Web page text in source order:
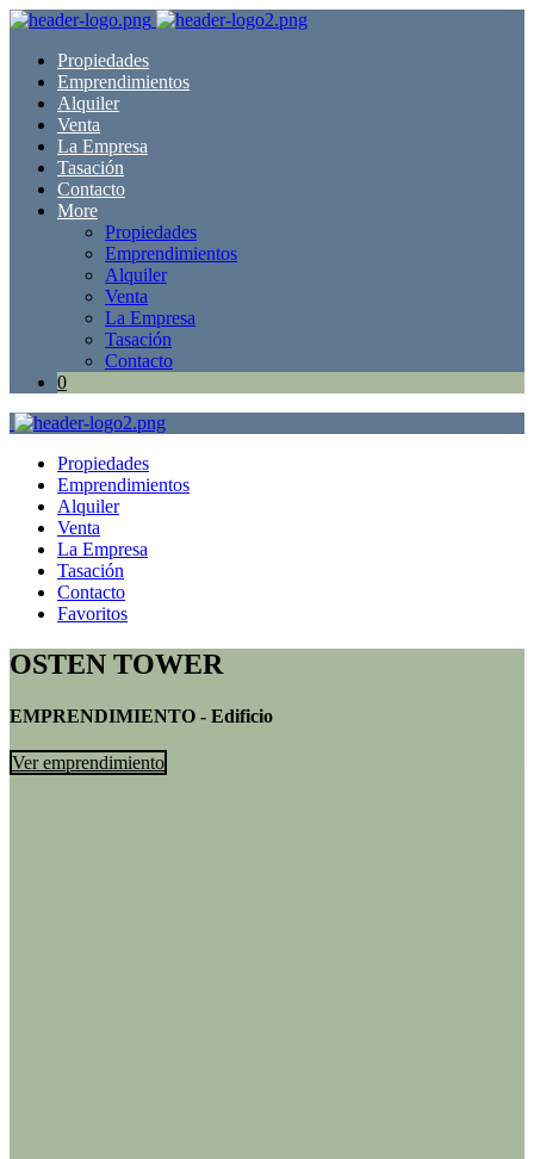
Propiedades
Emprendimientos
Alquiler
Venta
La Empresa
Tasación
Contacto
More
Propiedades
Emprendimientos
Alquiler
Venta
La Empresa
Tasación
Contacto
0
Propiedades
Emprendimientos
Alquiler
Venta
La Empresa
Tasación
Contacto
Favoritos
OSTEN TOWER
EMPRENDIMIENTO - Edificio
Ver emprendimiento